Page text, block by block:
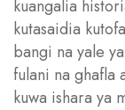
kuangalia
kutasaidia
bangi na yale
fulani na ghafla
kuwa ishara ya